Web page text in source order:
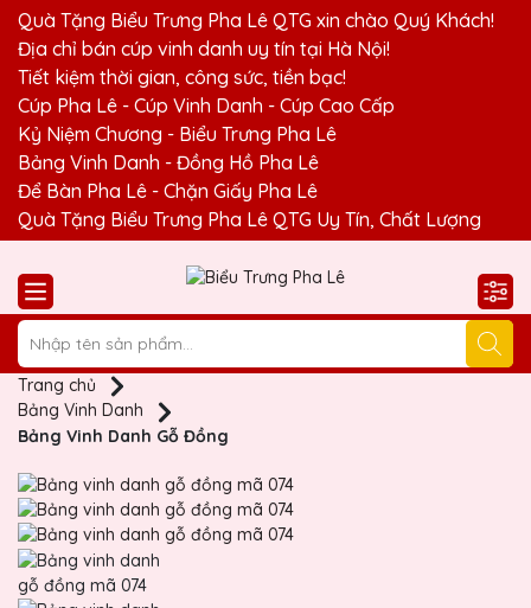
Quà Tặng Biểu Trưng Pha Lê QTG xin chào Quý Khách!
Địa chỉ bán cúp vinh danh uy tín tại Hà Nội!
Tiết kiệm thời gian, công sức, tiền bạc!
Cúp Pha Lê - Cúp Vinh Danh - Cúp Cao Cấp
Kỷ Niệm Chương - Biểu Trưng Pha Lê
Bảng Vinh Danh - Đồng Hồ Pha Lê
Để Bàn Pha Lê - Chặn Giấy Pha Lê
Quà Tặng Biểu Trưng Pha Lê QTG Uy Tín, Chất Lượng
Trang chủ
Bảng Vinh Danh
Bảng Vinh Danh Gỗ Đồng